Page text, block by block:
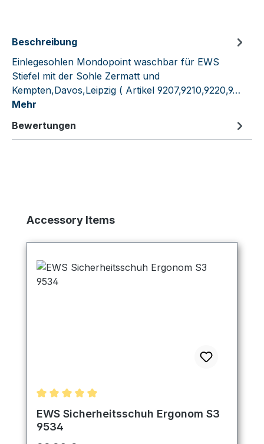
Beschreibung
Einlegesohlen Mondopoint waschbar für EWS
Stiefel mit der Sohle Zermatt und
Kempten,Davos,Leipzig ( Artikel 9207,9210,9220,9…
Mehr
Bewertungen
Produktgalerie überspringen
Accessory Items
Durchschnittliche Bewertung von 5 von 5 Sternen
EWS Sicherheitsschuh Ergonom S3
9534